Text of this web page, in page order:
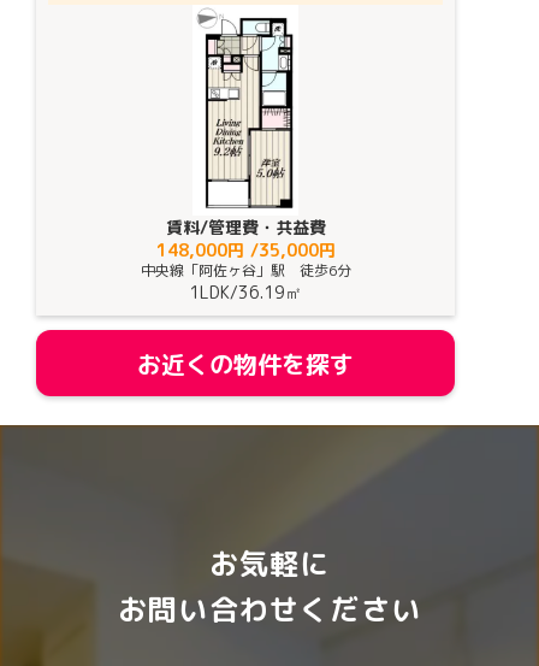
賃料/管理費・共益費
148,000円 /35,000円
中央線「阿佐ヶ谷」駅 徒歩6分
1LDK/36.19㎡
お近くの物件を探す
お気軽に
お問い合わせください